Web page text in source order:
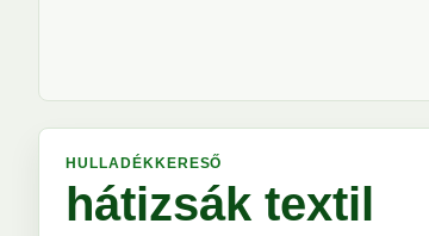
HULLADÉKKERESŐ
hátizsák textil